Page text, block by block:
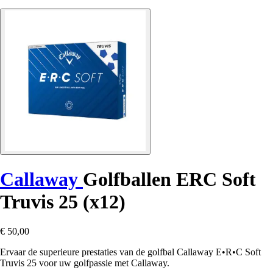
Callaway Golfballen ERC Soft
Truvis 25 (x12)
€ 50,00
Ervaar de superieure prestaties van de golfbal Callaway E•R•C Soft
Truvis 25 voor uw golfpassie met Callaway.